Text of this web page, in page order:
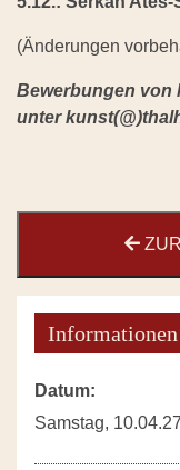
(Änderungen
Bewerbungen von
unter
Informationen
Datum:
Samstag, 10.04.27